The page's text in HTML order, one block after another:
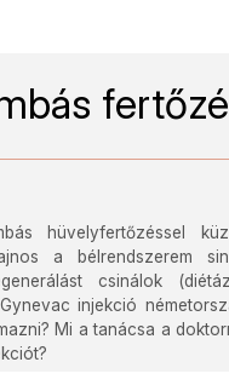
hüvelyfertőzéssel
a bélrendszerem
csinálok
injekció
Mi a tanácsa a